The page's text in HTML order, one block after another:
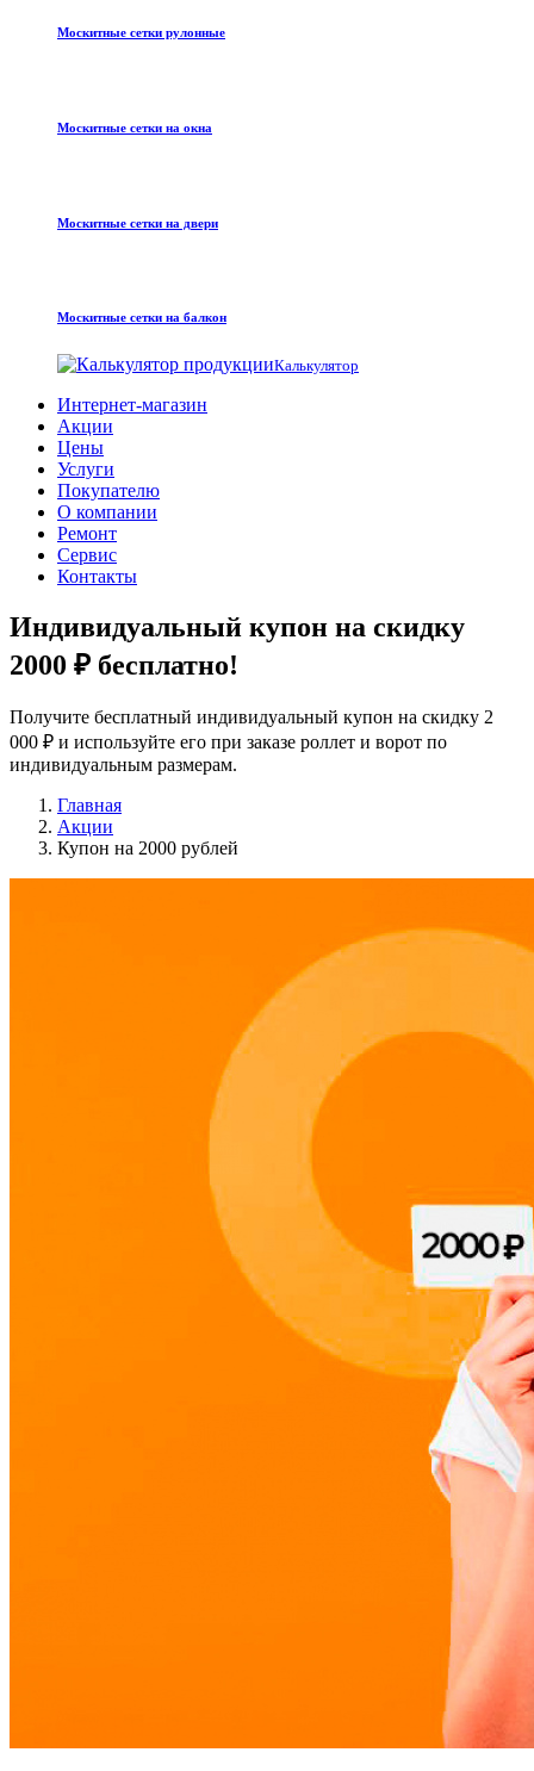
Москитные сетки рулонные
Москитные сетки на окна
Москитные сетки на двери
Москитные сетки на балкон
Калькулятор
Интернет-магазин
Акции
Цены
Услуги
Покупателю
О компании
Ремонт
Сервис
Контакты
Индивидуальный купон на скидку
2000 ₽ бесплатно!
Получите бесплатный индивидуальный купон на скидку 2
000 ₽ и используйте его при заказе роллет и ворот по
индивидуальным размерам.
Главная
Акции
Купон на 2000 рублей